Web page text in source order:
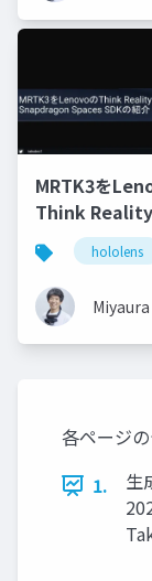
MRTK3を
Think Reality
動かす -
Spaces SDK
hololens
Miyaura
各ページ
1.
生